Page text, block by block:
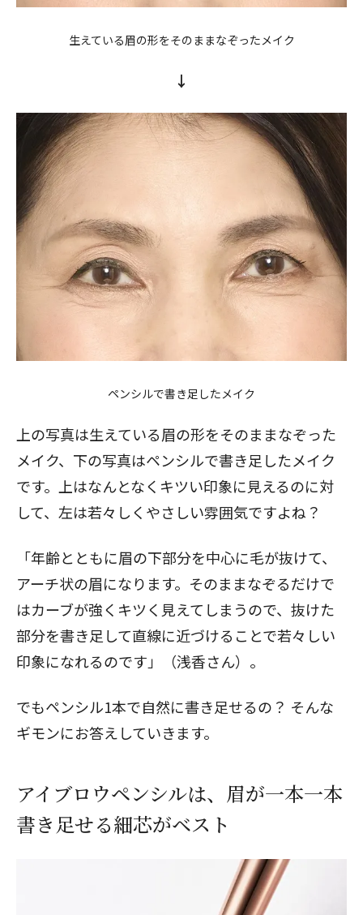
生えている眉の形をそのままなぞったメイク
↓
ペンシルで書き足したメイク
上の写真は生えている眉の形をそのままなぞった
メイク、下の写真はペンシルで書き足したメイク
です。上はなんとなくキツい印象に見えるのに対
して、左は若々しくやさしい雰囲気ですよね？
「年齢とともに眉の下部分を中心に毛が抜けて、
アーチ状の眉になります。そのままなぞるだけで
はカーブが強くキツく見えてしまうので、抜けた
部分を書き足して直線に近づけることで若々しい
印象になれるのです」（浅香さん）。
でもペンシル1本で自然に書き足せるの？ そんな
ギモンにお答えしていきます。
アイブロウペンシルは、眉が一本一本
書き足せる細芯がベスト